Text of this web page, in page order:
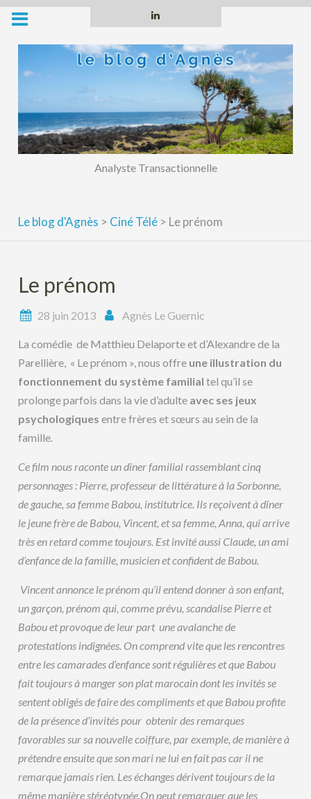
Skip
content
Analyste Transactionnelle
Le blog d'Agnès > Ciné Télé > Le prénom
Le prénom
28 juin 2013 Agnès Le Guernic
La comédie de Matthieu Delaporte et d’Alexandre de la
Parellière, « Le prénom », nous offre une illustration du
fonctionnement du système familial tel qu’il se
prolonge parfois dans la vie d’adulte avec ses jeux
psychologiques entre frères et sœurs au sein de la
famille.
Ce film nous raconte un dîner familial rassemblant cinq
personnages : Pierre, professeur de littérature à la Sorbonne,
de gauche, sa femme Babou, institutrice. Ils reçoivent à dîner
le jeune frère de Babou, Vincent, et sa femme, Anna, qui arrive
très en retard comme toujours. Est invité aussi Claude, un ami
d’enfance de la famille, musicien et confident de Babou.
Vincent annonce le prénom qu’il entend donner à son enfant,
un garçon, prénom qui, comme prévu, scandalise Pierre et
Babou et provoque de leur part une avalanche de
protestations indignées. On comprend vite que les rencontres
entre les camarades d’enfance sont régulières et que Babou
fait toujours à manger son plat marocain dont les invités se
sentent obligés de faire des compliments et que Babou profite
de la présence d’invités pour obtenir des remarques
favorables sur sa nouvelle coiffure, par exemple, de manière à
prétendre ensuite que son mari ne lui en fait pas car il ne
remarque jamais rien. Les échanges dérivent toujours de la
même manière stéréotypée.On peut remarquer que les